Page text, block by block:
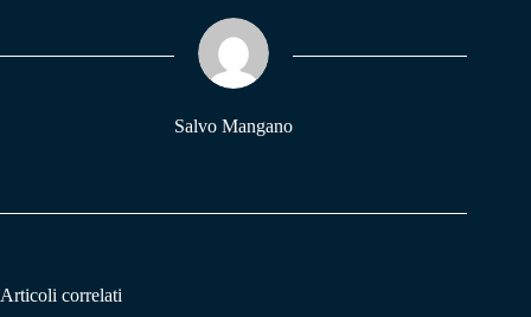
pp m
Salvo Mangano
Articoli correlati